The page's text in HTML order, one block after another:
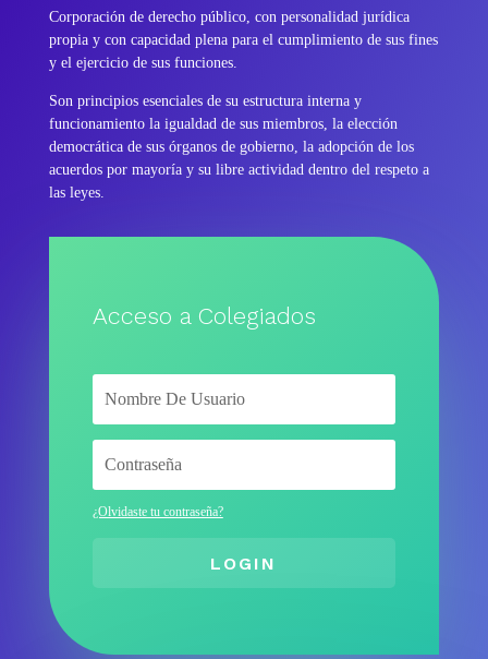
Corporación de derecho público, con personalidad jurídica
propia y con capacidad plena para el cumplimiento de sus fines
y el ejercicio de sus funciones.
Son principios esenciales de su estructura interna y
funcionamiento la igualdad de sus miembros, la elección
democrática de sus órganos de gobierno, la adopción de los
acuerdos por mayoría y su libre actividad dentro del respeto a
las leyes.
Acceso a Colegiados
¿Olvidaste tu contraseña?
LOGIN